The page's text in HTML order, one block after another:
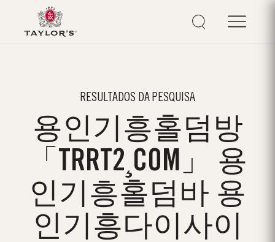
RESULTADOS DA PESQUISA
용인기흥홀덤방
「TRRT2¸COM」 용
인기흥홀덤바 용
인기흥다이사이